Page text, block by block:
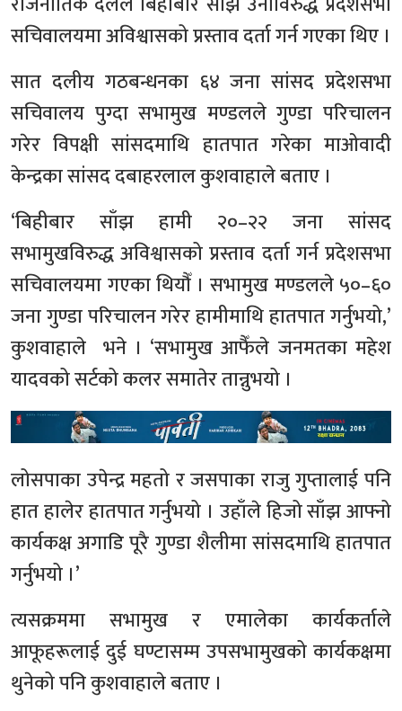
सचिवालयमा अविश्वासको प्रस्ताव दर्ता गर्न गएका थिए ।
सात दलीय गठबन्धनका ६४ जना सांसद प्रदेशसभा
सचिवालय पुग्दा सभामुख मण्डलले गुण्डा परिचालन
गरेर विपक्षी सांसदमाथि हातपात गरेका माओवादी
केन्द्रका सांसद दबाहरलाल कुशवाहाले बताए ।
‘बिहीबार साँझ हामी २०–२२ जना सांसद
सभामुखविरुद्ध अविश्वासको प्रस्ताव दर्ता गर्न प्रदेशसभा
सचिवालयमा गएका थियौँ । सभामुख मण्डलले ५०–६०
जना गुण्डा परिचालन गरेर हामीमाथि हातपात गर्नुभयो,’
कुशवाहाले भने । ‘सभामुख आफैँले जनमतका महेश
यादवको सर्टको कलर समातेर तान्नुभयो ।
लोसपाका उपेन्द्र महतो र जसपाका राजु गुप्तालाई पनि
हात हालेर हातपात गर्नुभयो । उहाँले हिजो साँझ आफ्नो
कार्यकक्ष अगाडि पूरै गुण्डा शैलीमा सांसदमाथि हातपात
गर्नुभयो ।’
त्यसक्रममा सभामुख र एमालेका कार्यकर्ताले
आफूहरूलाई दुई घण्टासम्म उपसभामुखको कार्यकक्षमा
थुनेको पनि कुशवाहाले बताए ।